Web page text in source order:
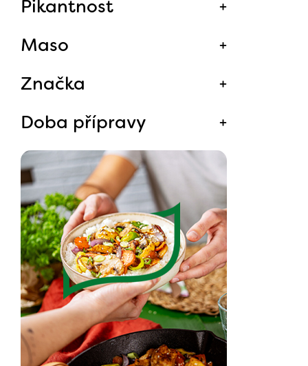
Pikantnost
Maso
Značka
Doba přípravy